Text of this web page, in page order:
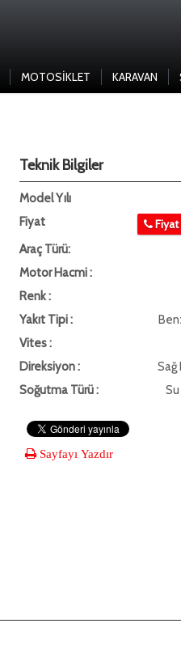
MOTOSIKLET KARAVAN
Teknik Bilgiler
Model Yılı
Fiyat
Fiyat
Araç Türü:
Motor Hacmi :
Renk :
Yakıt Tipi :
Vites :
Direksiyon :
Sağ
Soğutma Türü :
Sayfayı Yazdır